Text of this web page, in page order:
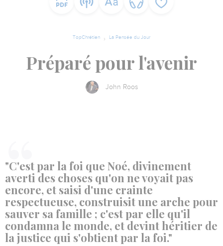
TopChrétien La Pensée du Jour
Préparé pour l'avenir
John Roos
"C'est par la foi que Noé, divinement
averti des choses qu'on ne voyait pas
encore, et saisi d'une crainte
respectueuse, construisit une arche pour
sauver sa famille ; c'est par elle qu'il
condamna le monde, et devint héritier de
la justice qui s'obtient par la foi."